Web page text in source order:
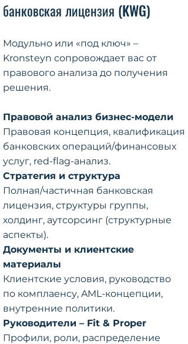
банковская лицензия (KWG)
Модульно или «под ключ» –
Kronsteyn сопровождает вас от
правового анализа до получения
решения.
Правовой анализ бизнес-модели
Правовая концепция, квалификация
банковских операций/финансовых
услуг, red-flag-анализ.
Стратегия и структура
Полная/частичная банковская
лицензия, структуры группы,
холдинг, аутсорсинг (структурные
аспекты).
Документы и клиентские
материалы
Клиентские условия, руководство
по комплаенсу, AML-концепции,
внутренние политики.
Руководители – Fit & Proper
Профили, роли, распределение